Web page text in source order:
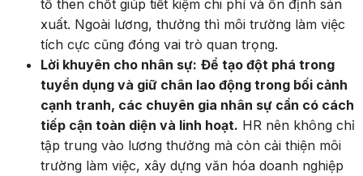
tố then chốt giúp tiết kiệm chi phí và ổn định sản
xuất. Ngoài lương, thưởng thì môi trường làm việc
tích cực cũng đóng vai trò quan trọng.
Lời khuyên cho nhân sự: Để tạo đột phá trong
tuyển dụng và giữ chân lao động trong bối cảnh
cạnh tranh, các chuyên gia nhân sự cần có cách
tiếp cận toàn diện và linh hoạt. HR nên không chỉ
tập trung vào lương thưởng mà còn cải thiện môi
trường làm việc, xây dựng văn hóa doanh nghiệp